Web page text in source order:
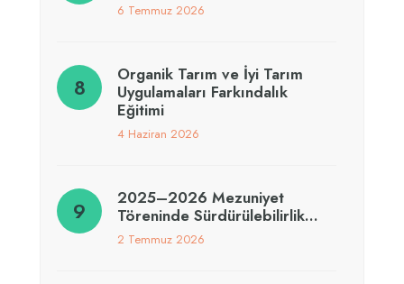
6 Temmuz 2026
Organik Tarım ve İyi Tarım
Uygulamaları Farkındalık
Eğitimi
4 Haziran 2026
2025–2026 Mezuniyet
Töreninde Sürdürülebilirlik…
2 Temmuz 2026